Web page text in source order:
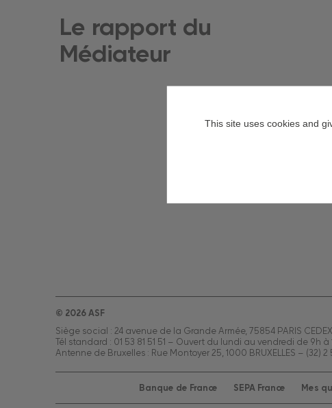
Le rapport du
Médiateur
© 2026 ASF
Siège social : 24 avenue de la Grande Armée, 75854 PARIS CEDEX
Tél standard : 01 53 81 51 51 – Ouvert du lundi au vendredi de 9h à
Antenne de Bruxelles : Rue Montoyer 25, 1000 BRUXELLES – (32)
Banque de France SEPA France Mes
This site uses cookies and